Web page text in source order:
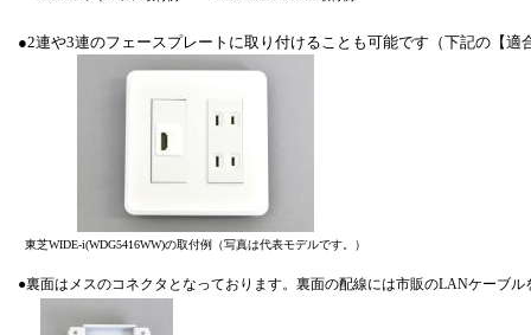
●2連や3連のフェースプレートに取り付けることも可能です（下記の【
東芝WIDE-i(WDG5416WW)の取付例（写真は代表モデルです。）
●裏面はメスのコネクタとなっております。裏面の配線には市販のLANケーブル